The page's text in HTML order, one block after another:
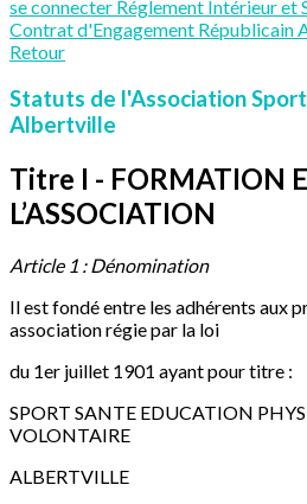
se connecter Réglement Intérieur et
Contrat d'Engagement Républicain
Retour
Statuts de l'Association Sport
Albertville
Titre I - FORMATION
L’ASSOCIATION
Article 1 : Dénomination
Il est fondé entre les adhérents aux
association régie par la loi
du 1er juillet 1901 ayant pour titre :
SPORT SANTE EDUCATION
VOLONTAIRE
ALBERTVILLE